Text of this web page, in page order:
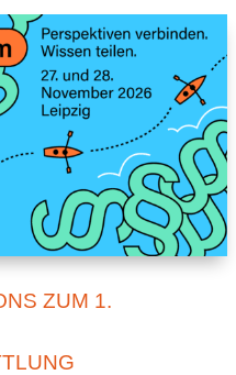
ZUM 1.